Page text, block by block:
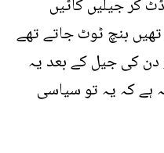
ڈٹ کر جیلیں کاٹیں
تھیں بنچ ٹوٹ جاتے تھے
دن کی جیل کے بعد یہ
ہے کہ یہ تو سیاسی